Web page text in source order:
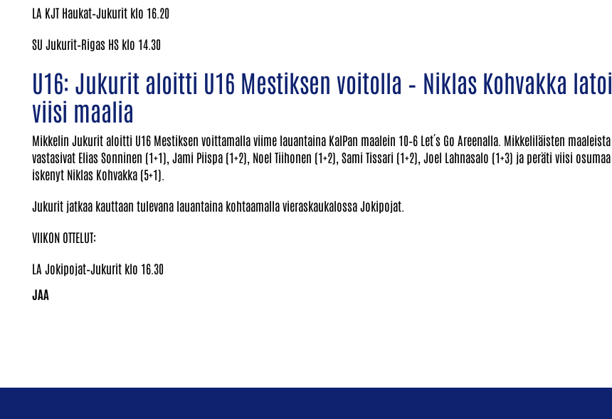
LA KJT Haukat–Jukurit klo 16.20
SU Jukurit–Rigas HS klo 14.30
U16: Jukurit aloitti U16 Mestiksen voitolla – Niklas Kohvakka latoi
viisi maalia
Mikkelin Jukurit aloitti U16 Mestiksen voittamalla viime lauantaina KalPan maalein 10–6 Let´s Go Areenalla. Mikkeliläisten maaleista
vastasivat Elias Sonninen (1+1), Jami Piispa (1+2), Noel Tiihonen (1+2), Sami Tissari (1+2), Joel Lahnasalo (1+3) ja peräti viisi osumaa
iskenyt Niklas Kohvakka (5+1).
Jukurit jatkaa kauttaan tulevana lauantaina kohtaamalla vieraskaukalossa Jokipojat.
VIIKON OTTELUT:
LA Jokipojat–Jukurit klo 16.30